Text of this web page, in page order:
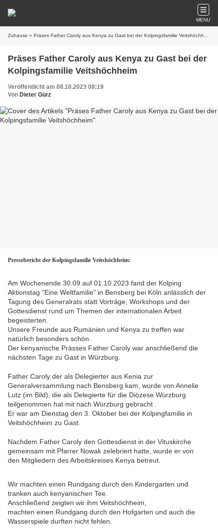
MENU
Zuhause » Präses Father Caroly aus Kenya zu Gast bei der Kolpingsfamilie Veitshöchheim
Präses Father Caroly aus Kenya zu Gast bei der
Kolpingsfamilie Veitshöchheim
Veröffentlicht am 08.10.2023 08:19
Von Dieter Gürz
Pressebericht der Kolpingsfamilie Veitshöchheim:
Am Wochenende 30.09 auf 01.10.2023 fand der Kolping
Aktionstag "Eine Weltfamilie" in Bensberg bei Köln anlässlich der
Tagung des Generalrats statt.Vorträge, Workshops und der
Gottesdienst rund um Themen der internationalen Arbeit
begeisterten.
Unsere Freunde aus Rumänien und Kenya zu treffen war
natürlich besonders schön.
Der kenyanische Prässes Father Caroly war anschließend die
nächsten Tage zu Gast in Würzburg.
Father Caroly der als Delegierter aus Kenia zur
Generalversammlung nach Bensberg kam, wurde von Annelie
Lutz (im Bild), die als Delegierte für die Diözese Würzburg
teilgenommen hat mit nach Würzburg gebracht .
Er war am Dienstag den 3. Oktober bei der Kolpingfamilie in
Veitshöchheim zu Gast.
Nachdem Father Caroly den Gottesdienst in der Vituskirche
gemeinsam mit Pfarrer Nowak zelebriert hatte, wurde er von
den Mitgliedern des Arbeitskreises Kenya betreut.
Wir machten einen Rundgang durch den Kindergarten und
tranken auch kenyanischen Tee.
Anschließend zeigten wir ihm Veitshöchheim,
machten einen Rundgang durch den Hofgarten und auch die
Wasserspiele durften nicht fehlen.